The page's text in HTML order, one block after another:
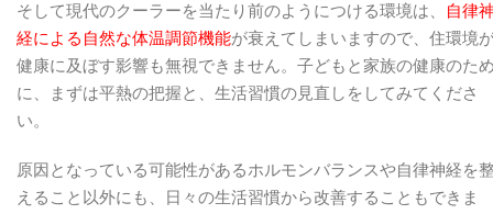
そして現代のクーラーを当たり前のようにつける環境は、
自律
経による自然な体温調節機能が衰えてしまいますので、住環境
健康に及ぼす影響も無視できません。子どもと家族の健康のた
に、まずは平熱の把握と、生活習慣の見直しをしてみてくださ
い。
原因となっている可能性があるホルモンバランスや自律神経を
えること以外にも、日々の生活習慣から改善することもできま